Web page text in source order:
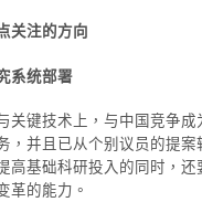
关注的方向
系统部署
关键技术上，与中国竞争
，并且已从个别议员的提案
高基础科研投入的同时，
革的能力。